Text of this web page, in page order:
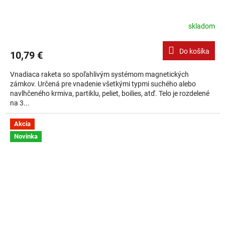
skladom
10,79 € Do košíka
Vnadiaca raketa so spoľahlivým systémom magnetických
zámkov. Určená pre vnadenie všetkými typmi suchého alebo
navlhčeného krmiva, partiklu, peliet, boilies, atď. Telo je rozdelené
na 3...
Akcia
Novinka